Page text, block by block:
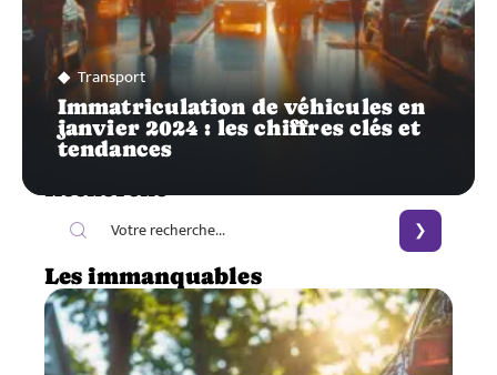
Transport
Immatriculation de véhicules en
janvier 2024 : les chiffres clés et
tendances
Recherche
Les immanquables